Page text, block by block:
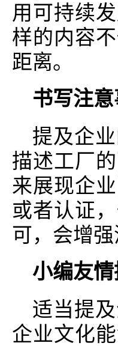
用可持续
样的内容
距离。
书写注意
提及企
描述工厂
来展现企
或者认证
可，会增强
小编友情
适当提
企业文化